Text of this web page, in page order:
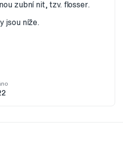
zubní nit, tzv. flosser.
jsou níže.